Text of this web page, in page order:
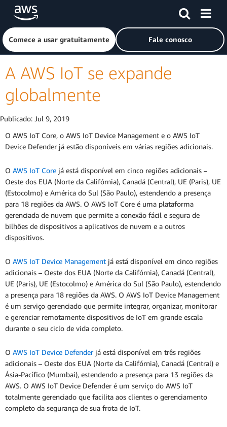
Pular para o conteúdo principal
Clique aqui para voltar à página inicial da Amazon Web
Comece a usar gratuitamente Fale conosco
A AWS IoT se expande
globalmente
Publicado: Jul 9, 2019
O AWS IoT Core, o AWS IoT Device Management e o AWS IoT
Device Defender já estão disponíveis em várias regiões adicionais.
O AWS IoT Core já está disponível em cinco regiões adicionais –
Oeste dos EUA (Norte da Califórnia), Canadá (Central), UE (Paris), UE
(Estocolmo) e América do Sul (São Paulo), estendendo a presença
para 18 regiões da AWS. O AWS IoT Core é uma plataforma
gerenciada de nuvem que permite a conexão fácil e segura de
bilhões de dispositivos a aplicativos de nuvem e a outros
dispositivos.
O AWS IoT Device Management já está disponível em cinco regiões
adicionais – Oeste dos EUA (Norte da Califórnia), Canadá (Central),
UE (Paris), UE (Estocolmo) e América do Sul (São Paulo), estendendo
a presença para 18 regiões da AWS. O AWS IoT Device Management
é um serviço gerenciado que permite integrar, organizar, monitorar
e gerenciar remotamente dispositivos de IoT em grande escala
durante o seu ciclo de vida completo.
O AWS IoT Device Defenderjá está disponível em três regiões
adicionais – Oeste dos EUA (Norte da Califórnia), Canadá (Central) e
Ásia-Pacífico (Mumbai), estendendo a presença para 13 regiões da
AWS. O AWS IoT Device Defender é um serviço do AWS IoT
totalmente gerenciado que facilita aos clientes o gerenciamento
completo da segurança de sua frota de IoT.